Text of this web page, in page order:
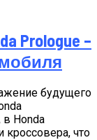
Prologue –
будущего
Honda
что